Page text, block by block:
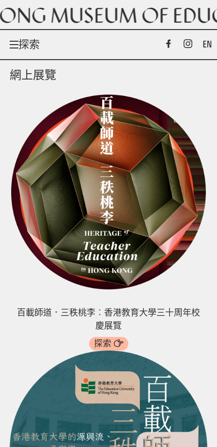
探索
網上展覽
館藏
關於我們
支持我們
媒體報道
刊物
網上展覽
百載師道．三秩桃李︰香港教育大學三十周年校
慶展覽
探索